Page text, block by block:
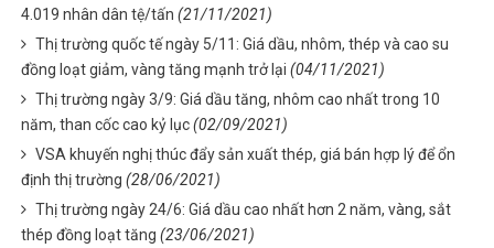
4.019 nhân dân tệ/tấn (21/11/2021)
Thị trường quốc tế ngày 5/11: Giá dầu, nhôm, thép và cao su
đồng loạt giảm, vàng tăng mạnh trở lại (04/11/2021)
Thị trường ngày 3/9: Giá dầu tăng, nhôm cao nhất trong 10
năm, than cốc cao kỷ lục(02/09/2021)
VSA khuyến nghị thúc đẩy sản xuất thép, giá bán hợp lý để ổn
định thị trường (28/06/2021)
Thị trường ngày 24/6: Giá dầu cao nhất hơn 2 năm, vàng, sắt
thép đồng loạt tăng (23/06/2021)